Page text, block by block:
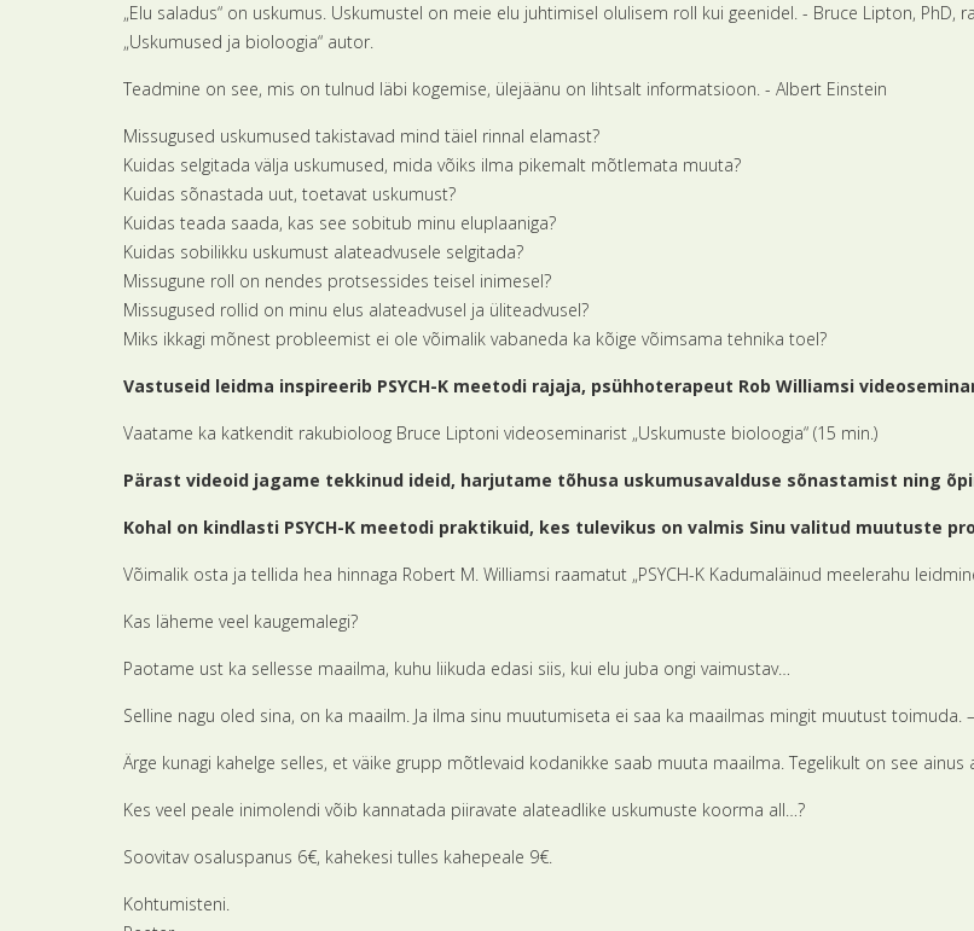
„Elu saladus“ on uskumus. Uskumustel on meie elu juhtimisel olulisem roll kui geenidel. - Bruce Lipton, PhD,
„Uskumused ja bioloogia“ autor.
Teadmine on see, mis on tulnud läbi kogemise, ülejäänu on lihtsalt informatsioon. - Albert Einstein
Missugused uskumused takistavad mind täiel rinnal elamast?
Kuidas selgitada välja uskumused, mida võiks ilma pikemalt mõtlemata muuta?
Kuidas sõnastada uut, toetavat uskumust?
Kuidas teada saada, kas see sobitub minu eluplaaniga?
Kuidas sobilikku uskumust alateadvusele selgitada?
Missugune roll on nendes protsessides teisel inimesel?
Missugused rollid on minu elus alateadvusel ja üliteadvusel?
Miks ikkagi mõnest probleemist ei ole võimalik vabaneda ka kõige võimsama tehnika toel?
Vastuseid leidma inspireerib PSYCH-K meetodi rajaja, psühhoterapeut Rob Williamsi
Vaatame ka katkendit rakubioloog Bruce Liptoni videoseminarist „Uskumuste bioloogia“ (15 min.)
Pärast videoid jagame tekkinud ideid, harjutame tõhusa uskumusavalduse sõnastamist ning
Kohal on kindlasti PSYCH-K meetodi praktikuid, kes tulevikus on valmis Sinu valitud muutuste
Võimalik osta ja tellida hea hinnaga Robert M. Williamsi raamatut „PSYCH-K Kadumaläinud meelerahu
Kas läheme veel kaugemalegi?
Paotame ust ka sellesse maailma, kuhu liikuda edasi siis, kui elu juba ongi vaimustav…
Selline nagu oled sina, on ka maailm. Ja ilma sinu muutumiseta ei saa ka maailmas mingit muutust toimuda.
Ärge kunagi kahelge selles, et väike grupp mõtlevaid kodanikke saab muuta maailma. Tegelikult on see
Kes veel peale inimolendi võib kannatada piiravate alateadlike uskumuste koorma all…?
Soovitav osaluspanus 6€, kahekesi tulles kahepeale 9€.
Kohtumisteni.